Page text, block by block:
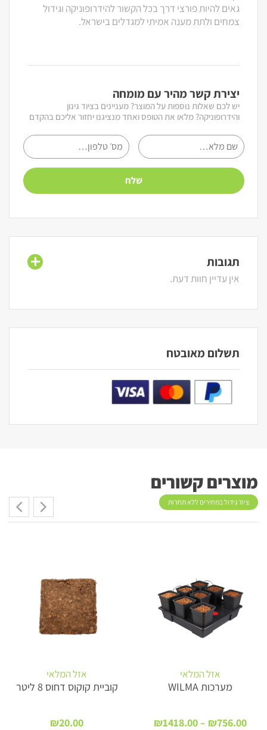
גאים להיות פורצי דרך בכל הקשור להידרופוניקה וגידול
צמחים ולתת מענה אמיתי למגדלים בישראל.
יצירת קשר מהיר עם מומחה
יש לכם שאלות נוספות על המוצר? מעניינים בציוד גינון
והידרופוניקה? מלאו את הטופס ואחד מנציגנו יחזור אליכם בהקדם
תגובות
אין עדיין חוות דעת.
תשלום מאובטח
מוצרים קשורים
ציוד גידול במחירים ללא תחרות
אזל המלאי
מערכות WILMA
₪756.00
–
₪1418.00
אזל המלאי
קוביית קוקוס דחוס 8 ליטר
₪20.00